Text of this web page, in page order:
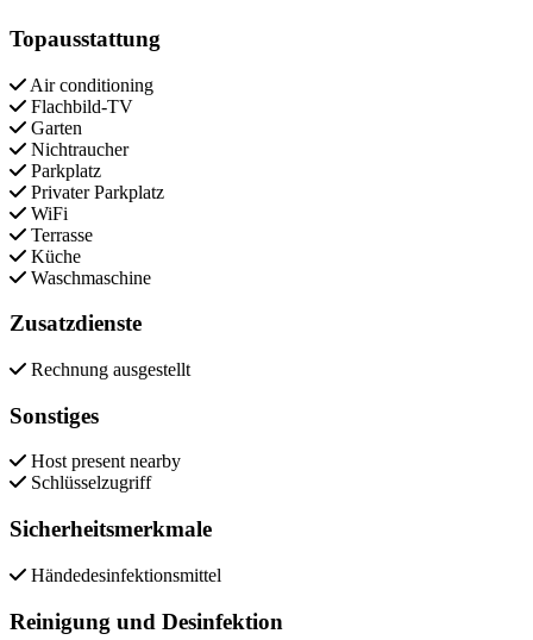
Topausstattung
Air conditioning
Flachbild-TV
Garten
Nichtraucher
Parkplatz
Privater Parkplatz
WiFi
Terrasse
Küche
Waschmaschine
Zusatzdienste
Rechnung ausgestellt
Sonstiges
Host present nearby
Schlüsselzugriff
Sicherheitsmerkmale
Händedesinfektionsmittel
Reinigung und Desinfektion